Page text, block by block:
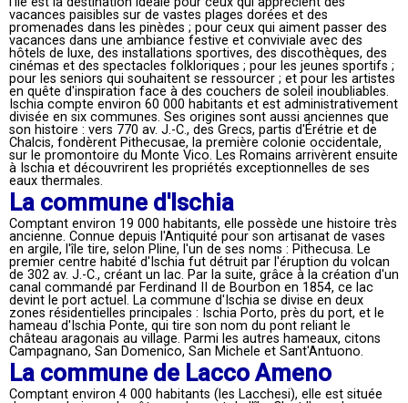
vacances paisibles sur de vastes plages dorées et des
promenades dans les pinèdes ; pour ceux qui aiment passer des
vacances dans une ambiance festive et conviviale avec des
hôtels de luxe, des installations sportives, des discothèques, des
cinémas et des spectacles folkloriques ; pour les jeunes sportifs ;
pour les seniors qui souhaitent se ressourcer ; et pour les artistes
en quête d'inspiration face à des couchers de soleil inoubliables.
Ischia compte environ 60 000 habitants et est administrativement
divisée en six communes. Ses origines sont aussi anciennes que
son histoire : vers 770 av. J.-C., des Grecs, partis d'Érétrie et de
Chalcis, fondèrent Pithecusae, la première colonie occidentale,
sur le promontoire du Monte Vico. Les Romains arrivèrent ensuite
à Ischia et découvrirent les propriétés exceptionnelles de ses
eaux thermales.
La commune d'Ischia
Comptant environ 19 000 habitants, elle possède une histoire très
ancienne. Connue depuis l'Antiquité pour son artisanat de vases
en argile, l'île tire, selon Pline, l'un de ses noms : Pithecusa. Le
premier centre habité d'Ischia fut détruit par l'éruption du volcan
de 302 av. J.-C., créant un lac. Par la suite, grâce à la création d'un
canal commandé par Ferdinand II de Bourbon en 1854, ce lac
devint le port actuel. La commune d'Ischia se divise en deux
zones résidentielles principales : Ischia Porto, près du port, et le
hameau d'Ischia Ponte, qui tire son nom du pont reliant le
château aragonais au village. Parmi les autres hameaux, citons
Campagnano, San Domenico, San Michele et Sant'Antuono.
La commune de Lacco Ameno
Comptant environ 4 000 habitants (les Lacchesi), elle est située